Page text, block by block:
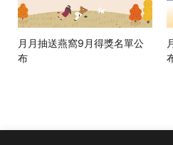
月月抽送燕窩9月得獎名單公
布